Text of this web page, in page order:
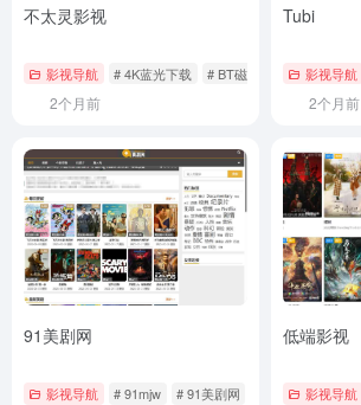
不太灵影视
影视导航 # 4K蓝光下载 # BT磁力站 # mukaku
2个月前
Tubi
影视导航
2个月前
91美剧网
影视导航 # 91mjw # 91美剧网 # 免费追剧
低端影视
影视导航